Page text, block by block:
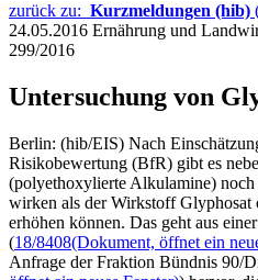
zurück zu: Kurzmeldungen (hib)
24.05.2016 Ernährung und
299/2016
Untersuchung von
Berlin: (hib/EIS) Nach
Risikobewertung (BfR) gibt es
(polyethoxylierte Alkulamine)
wirken als der Wirkstoff
erhöhen können. Das geht aus
(18/8408(Dokument, öffnet ein
Anfrage der Fraktion Bündnis 90/